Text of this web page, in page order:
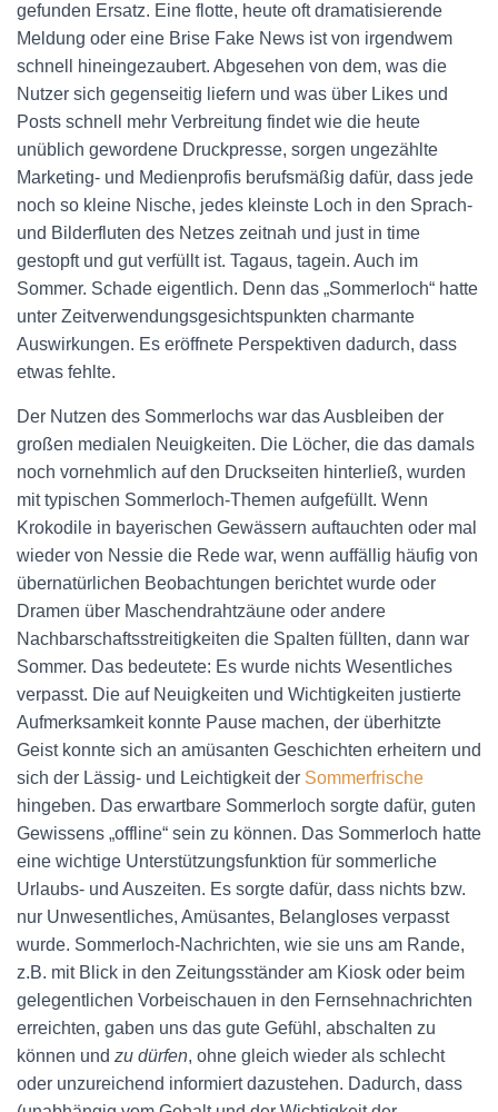
gefunden Ersatz. Eine flotte, heute oft dramatisierende
Meldung oder eine Brise Fake News ist von irgendwem
schnell hineingezaubert. Abgesehen von dem, was die
Nutzer sich gegenseitig liefern und was über Likes und
Posts schnell mehr Verbreitung findet wie die heute
unüblich gewordene Druckpresse, sorgen ungezählte
Marketing- und Medienprofis berufsmäßig dafür, dass jede
noch so kleine Nische, jedes kleinste Loch in den Sprach-
und Bilderfluten des Netzes zeitnah und just in time
gestopft und gut verfüllt ist. Tagaus, tagein. Auch im
Sommer. Schade eigentlich. Denn das „Sommerloch“ hatte
unter Zeitverwendungsgesichtspunkten charmante
Auswirkungen. Es eröffnete Perspektiven dadurch, dass
etwas fehlte.
Der Nutzen des Sommerlochs war das Ausbleiben der
großen medialen Neuigkeiten. Die Löcher, die das damals
noch vornehmlich auf den Druckseiten hinterließ, wurden
mit typischen Sommerloch-Themen aufgefüllt. Wenn
Krokodile in bayerischen Gewässern auftauchten oder mal
wieder von Nessie die Rede war, wenn auffällig häufig von
übernatürlichen Beobachtungen berichtet wurde oder
Dramen über Maschendrahtzäune oder andere
Nachbarschaftsstreitigkeiten die Spalten füllten, dann war
Sommer. Das bedeutete: Es wurde nichts Wesentliches
verpasst. Die auf Neuigkeiten und Wichtigkeiten justierte
Aufmerksamkeit konnte Pause machen, der überhitzte
Geist konnte sich an amüsanten Geschichten erheitern und
sich der Lässig- und Leichtigkeit der Sommerfrische
hingeben. Das erwartbare Sommerloch sorgte dafür, guten
Gewissens „offline“ sein zu können. Das Sommerloch hatte
eine wichtige Unterstützungsfunktion für sommerliche
Urlaubs- und Auszeiten. Es sorgte dafür, dass nichts bzw.
nur Unwesentliches, Amüsantes, Belangloses verpasst
wurde. Sommerloch-Nachrichten, wie sie uns am Rande,
z.B. mit Blick in den Zeitungsständer am Kiosk oder beim
gelegentlichen Vorbeischauen in den Fernsehnachrichten
erreichten, gaben uns das gute Gefühl, abschalten zu
können und zu dürfen, ohne gleich wieder als schlecht
oder unzureichend informiert dazustehen. Dadurch, dass